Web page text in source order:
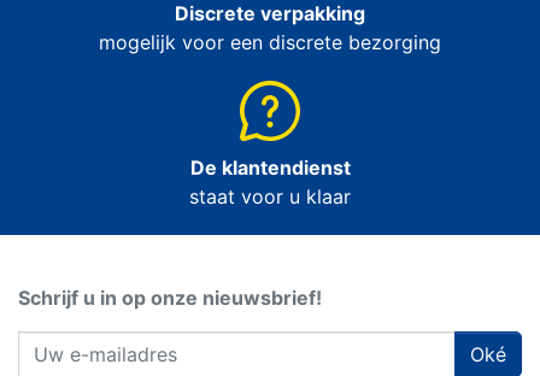
Discrete verpakking
mogelijk voor een discrete bezorging
De klantendienst
staat voor u klaar
Schrijf u in op onze nieuwsbrief!
Oké